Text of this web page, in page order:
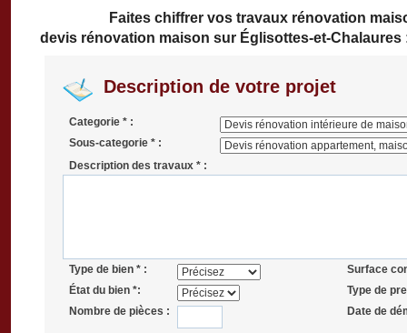
Faites chiffrer vos travaux rénovation
devis rénovation maison sur Églisottes-et-Chalaures
Description de votre projet
Categorie * :
Sous-categorie * :
Description des travaux * :
Type de bien * :
Surface
État du bien *:
Type de
Nombre de pièces :
Date de